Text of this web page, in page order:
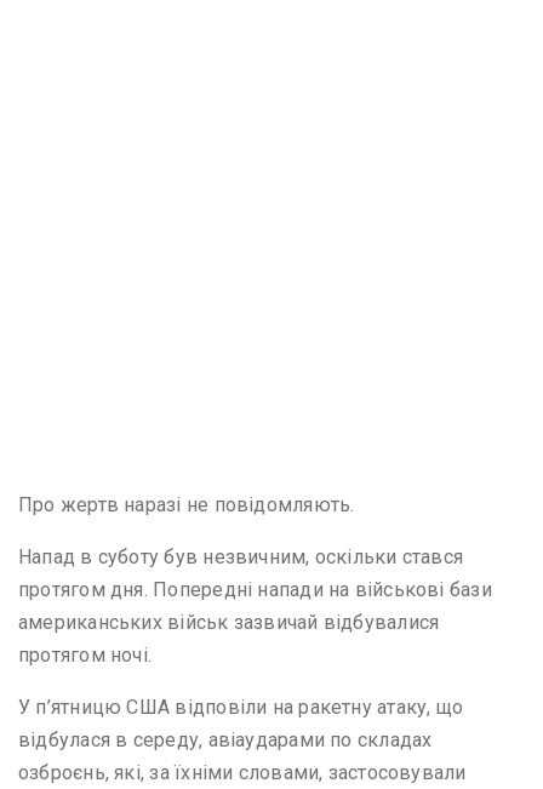
Про жертв наразі не повідомляють.
Напад в суботу був незвичним, оскільки стався
протягом дня. Попередні напади на військові бази
американських військ зазвичай відбувалися
протягом ночі.
У п’ятницю США відповіли на ракетну атаку, що
відбулася в середу, авіаударами по складах
озброєнь, які, за їхніми словами, застосовували